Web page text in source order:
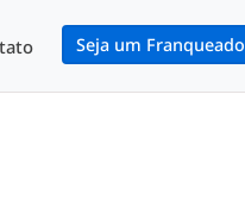
Seja um Franqueado